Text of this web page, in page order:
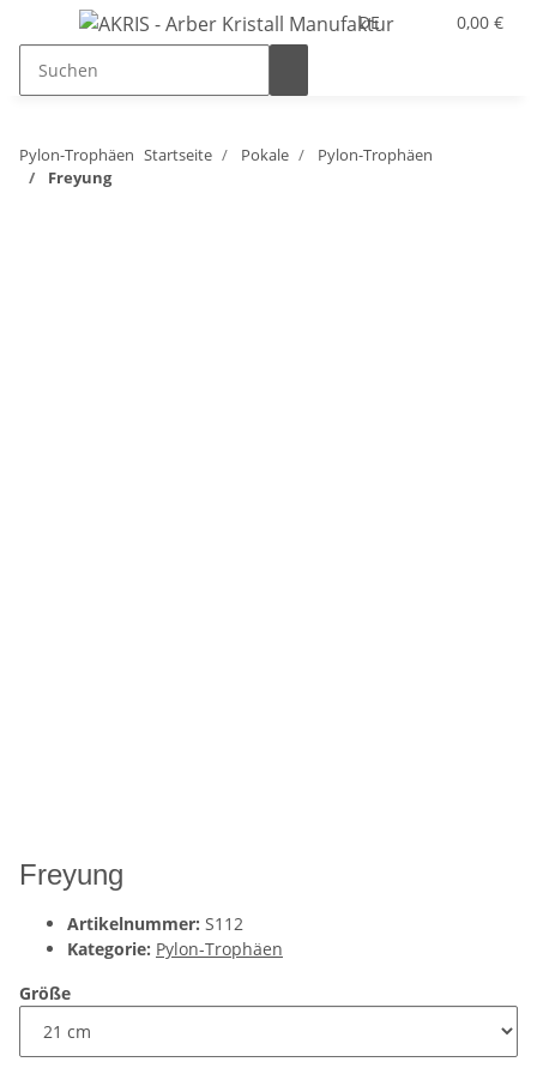
DE 0,00 €
Pylon-Trophäen Startseite Pokale
Pylon-Trophäen
Freyung
Freyung
Artikelnummer: S112
Kategorie: Pylon-Trophäen
Größe